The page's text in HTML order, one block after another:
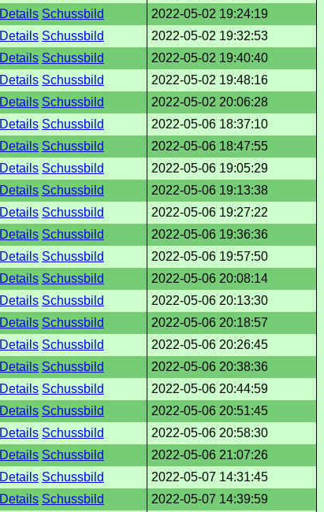
Details Schussbild
2022-05-02 19:24:19
Details Schussbild
2022-05-02 19:32:53
Details Schussbild
2022-05-02 19:40:40
Details Schussbild
2022-05-02 19:48:16
Details Schussbild
2022-05-02 20:06:28
Details Schussbild
2022-05-06 18:37:10
Details Schussbild
2022-05-06 18:47:55
Details Schussbild
2022-05-06 19:05:29
Details Schussbild
2022-05-06 19:13:38
Details Schussbild
2022-05-06 19:27:22
Details Schussbild
2022-05-06 19:36:36
Details Schussbild
2022-05-06 19:57:50
Details Schussbild
2022-05-06 20:08:14
Details Schussbild
2022-05-06 20:13:30
Details Schussbild
2022-05-06 20:18:57
Details Schussbild
2022-05-06 20:26:45
Details Schussbild
2022-05-06 20:38:36
Details Schussbild
2022-05-06 20:44:59
Details Schussbild
2022-05-06 20:51:45
Details Schussbild
2022-05-06 20:58:30
Details Schussbild
2022-05-06 21:07:26
Details Schussbild
2022-05-07 14:31:45
Details Schussbild 2022-05-07 14:39:59